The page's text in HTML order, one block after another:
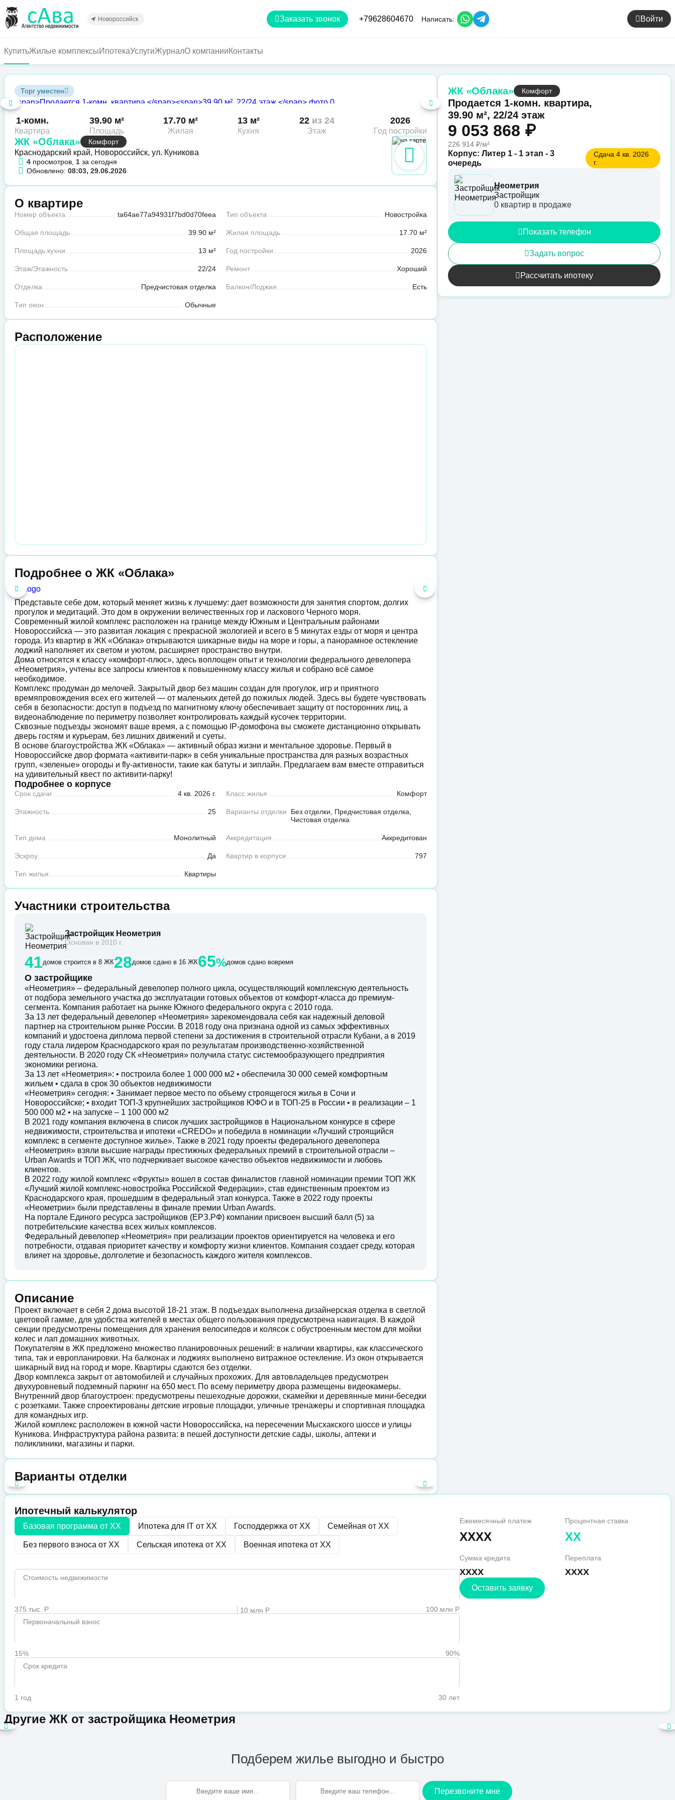
основному
Новороссийск Заказать звонок +79628604670 Написать: Войти
КупитьЖилые комплексыИпотекаУслугиЖурналО компанииКонтакты
Торг уместен
1-комн.
Квартира
39.90 м²
Площадь
17.70 м²
Жилая
13 м²
Кухня
22 из 24
Этаж
2026
Год постройки
ЖК «Облака» Комфорт
Краснодарский край, Новороссийск, ул. Куникова
4 просмотров, 1 за сегодня
Обновлено: 08:03, 29.06.2026
О квартире
Номер объекта ta64ae77a94931f7bd0d70feea Тип объекта Новостройка
Общая площадь 39.90 м² Жилая площадь 17.70 м²
Площадь кухни 13 м² Год постройки 2026
Этаж/Этажность 22/24 Ремонт Хороший
Отделка Предчистовая отделка Балкон/Лоджия Есть
Тип окон Обычные
Расположение
Подробнее о ЖК «Облака»
Представьте себе дом, который меняет жизнь к лучшему: дает возможности для занятия спортом, долгих
прогулок и медитаций. Это дом в окружении величественных гор и ласкового Черного моря.
Современный жилой комплекс расположен на границе между Южным и Центральным районами
Новороссийска — это развитая локация с прекрасной экологией и всего в 5 минутах езды от моря и центра
города. Из квартир в ЖК «Облака» открываются шикарные виды на море и горы, а панорамное остекление
лоджий наполняет их светом и уютом, расширяет пространство внутри.
Дома относятся к классу «комфорт-плюс», здесь воплощен опыт и технологии федерального девелопера
«Неометрия», учтены все запросы клиентов к повышенному классу жилья и собрано всё самое
необходимое.
Комплекс продуман до мелочей. Закрытый двор без машин создан для прогулок, игр и приятного
времяпровождения всех его жителей — от маленьких детей до пожилых людей. Здесь вы будете чувствовать
себя в безопасности: доступ в подъезд по магнитному ключу обеспечивает защиту от посторонних лиц, а
видеонаблюдение по периметру позволяет контролировать каждый кусочек территории.
Сквозные подъезды экономят ваше время, а с помощью IP-домофона вы сможете дистанционно открывать
дверь гостям и курьерам, без лишних движений и суеты.
В основе благоустройства ЖК «Облака» — активный образ жизни и ментальное здоровье. Первый в
Новороссийске двор формата «активити-парк» в себя уникальные пространства для разных возрастных
групп, «зеленые» огороды и fly-активности, такие как батуты и зиплайн. Предлагаем вам вместе отправиться
на удивительный квест по активити-парку!
Подробнее о корпусе
Срок сдачи 4 кв. 2026 г. Класс жилья Комфорт
Этажность 25 Варианты отделки
Без отделки, Предчистовая отделка,
Чистовая отделка
Тип дома Монолитный Аккредитация Аккредитован
Эскроу Да Квартир в корпусе 797
Тип жилья Квартиры
Участники строительства
Застройщик Неометрия
Основан в 2010 г.
41домов строится в 8 ЖК28домов сдано в 16 ЖК65%домов сдано вовремя
О застройщике
«Неометрия» – федеральный девелопер полного цикла, осуществляющий комплексную деятельность
от подбора земельного участка до эксплуатации готовых объектов от комфорт-класса до премиум-
сегмента. Компания работает на рынке Южного федерального округа с 2010 года.
За 13 лет федеральный девелопер «Неометрия» зарекомендовала себя как надежный деловой
партнер на строительном рынке России. В 2018 году она признана одной из самых эффективных
компаний и удостоена диплома первой степени за достижения в строительной отрасли Кубани, а в 2019
году стала лидером Краснодарского края по результатам производственно-хозяйственной
деятельности. В 2020 году СК «Неометрия» получила статус системообразующего предприятия
экономики региона.
За 13 лет «Неометрия»: • построила более 1 000 000 м2 • обеспечила 30 000 семей комфортным
жильем • сдала в срок 30 объектов недвижимости
«Неометрия» сегодня: • Занимает первое место по объему строящегося жилья в Сочи и
Новороссийске; • входит ТОП-3 крупнейших застройщиков ЮФО и в ТОП-25 в России • в реализации – 1
500 000 м2 • на запуске – 1 100 000 м2
В 2021 году компания включена в список лучших застройщиков в Национальном конкурсе в сфере
недвижимости, строительства и ипотеки «CREDO» и победила в номинации «Лучший строящийся
комплекс в сегменте доступное жилье». Также в 2021 году проекты федерального девелопера
«Неометрия» взяли высшие награды престижных федеральных премий в строительной отрасли –
Urban Awards и ТОП ЖК, что подчеркивает высокое качество объектов недвижимости и любовь
клиентов.
В 2022 году жилой комплекс «Фрукты» вошел в состав финалистов главной номинации премии ТОП ЖК
«Лучший жилой комплекс-новостройка Российской Федерации», став единственным проектом из
Краснодарского края, прошедшим в федеральный этап конкурса. Также в 2022 году проекты
«Неометрии» были представлены в финале премии Urban Awards.
На портале Единого ресурса застройщиков (ЕРЗ.РФ) компании присвоен высший балл (5) за
потребительские качества всех жилых комплексов.
Федеральный девелопер «Неометрия» при реализации проектов ориентируется на человека и его
потребности, отдавая приоритет качеству и комфорту жизни клиентов. Компания создает среду, которая
влияет на здоровье, долголетие и безопасность каждого жителя комплексов.
Описание
Проект включает в себя 2 дома высотой 18-21 этаж. В подъездах выполнена дизайнерская отделка в светлой
цветовой гамме, для удобства жителей в местах общего пользования предусмотрена навигация. В каждой
секции предусмотрены помещения для хранения велосипедов и колясок с обустроенным местом для мойки
колес и лап домашних животных.
Покупателям в ЖК предложено множество планировочных решений: в наличии квартиры, как классического
типа, так и европланировки. На балконах и лоджиях выполнено витражное остекление. Из окон открывается
шикарный вид на город и море. Квартиры сдаются без отделки.
Двор комплекса закрыт от автомобилей и случайных прохожих. Для автовладельцев предусмотрен
двухуровневый подземный паркинг на 650 мест. По всему периметру двора размещены видеокамеры.
Внутренний двор благоустроен: предусмотрены пешеходные дорожки, скамейки и деревянные мини-беседки
с розетками. Также спроектированы детские игровые площадки, уличные тренажеры и спортивная площадка
для командных игр.
Жилой комплекс расположен в южной части Новороссийска, на пересечении Мысхакского шоссе и улицы
Куникова. Инфраструктура района развита: в пешей доступности детские сады, школы, аптеки и
поликлиники, магазины и парки.
Варианты отделки
Продается 1-комн. квартира,
39.90 м², 22/24 этаж
9 053 868 ₽
226 914 ₽/м²
ЖК «Облака» Комфорт
Корпус: Литер 1 - 1 этап - 3
очередь
Сдача 4 кв. 2026
г.
Неометрия
Застройщик
0 квартир в продаже
Показать телефон
Задать вопрос
Рассчитать ипотеку
Ипотечный калькулятор
Базовая программа от XX Ипотека для IT от XX Господдержка от XX Семейная от XX
Без первого взноса от XX Сельская ипотека от XX Военная ипотека от XX
Стоимость недвижимости
375 тыс. Р 10 млн Р
100 млн Р
Первоначальный взнос
15%
90%
Срок кредита
1 год 30 лет
Ежемесячный платеж
XXXX
Процентная ставка
XX
Сумма кредита
XXXX
Переплата
XXXX
Оставить заявку
Другие ЖК от застройщика Неометрия
Подберем жилье выгодно и быстро
Перезвоните мне